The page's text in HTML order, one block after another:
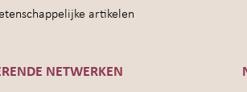
artikelen
NETWERKEN